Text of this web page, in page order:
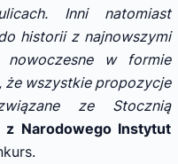
Inni natomiast
historii z najnowszymi
nowoczesne w formie
że wszystkie propozycje
ze Stocznią
z Narodowego Instytut